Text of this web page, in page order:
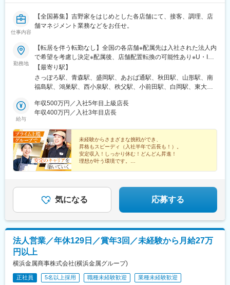
仕事内容
【全国募集】吉野家をはじめとした各店舗にて、接客、調理、店
舗マネジメント業務などをお任せ。
勤務地
【転居を伴う転勤なし】全国の各店舗※配属先は入社された法人内
で希望を考慮し決定※配属後、店舗配置転換の可能性あり※U・Iタ
ーン歓迎●東日本エリア北海道、青森県、岩手県、宮城県、秋田
県、山形県、福島県、富山県、石川県、福井県、長野県、山梨
県、岐阜県、静岡県、愛知県、三重県●首都圏エリア埼玉県、千葉
庫県、奈良県、和歌山県、鳥取県、島根県、岡山県、広島県、山
口県、徳島県、香川県、愛媛県、高知県、福岡県、佐賀県、熊本
島、岡山、愛媛※車通勤可能※単身寮完備※店舗住所の詳細は各企
業のHPからもご確認いただけます
【最寄り駅】
さっぽろ駅、青森駅、盛岡駅、あおば通駅、秋田駅、山形駅、南
福島駅、鴻巣駅、西小泉駅、秩父駅、小前田駅、白岡駅、東大宮
沢駅、新狭山駅、的場駅、南鳩ケ谷駅、越谷駅、せんげん台駅、
大宮駅(埼玉県)、栗橋駅、南桜井駅、一ノ割駅、北戸田駅、東浦和
王子神谷駅、浦和駅、北浦和駅、新宿御苑前駅、新宿駅、新大久
保駅、地下鉄成増駅、練馬駅、和光市駅、目黒駅、青山一丁目
駅、恵比寿駅、中野駅(東京都)、吉祥寺駅、荻窪駅、高田馬場駅、
谷保駅、立川駅、鷹の台駅、上北台駅、国分寺駅、中河原駅、上
北沢駅、調布駅、矢野口駅、町田駅、五月台駅、箱根ケ崎駅、小
(神奈川県)、溝の口駅、元住吉駅、仲町台駅、西谷駅、横浜駅、淵
野辺駅、東林間駅、長津田駅、古淵駅、相武台下駅、本厚木駅、
かしわ台駅、腰越駅、六会日大前駅、本鵠沼駅、堀ノ内駅、金沢
駅、北小金駅、松戸駅、二和向台駅、柏の葉キャンパス駅、川間
駅、運河駅、流山駅、柏駅、流山おおたかの森駅、千葉中央駅、
京成幕張本郷駅、八千代台駅、スポーツセンター駅、成田駅、地
蒲田駅、都立大学駅、自由が丘駅、大門駅(東京都)、品川駅、五反
給与
年収500万円／入社5年目上級店長
年収400万円／入社3年目店長
未経験からさまざまな挑戦ができ、
昇格もスピーディ（入社半年で店長も！）。
安定収入！しっかり休む！どんどん昇進！
理想が叶う環境です。
飲食業界でのキャリアを築きませんか？
気になる 応募する
法人営業／年休129日／賞年3回／未経験から月給27万
円以上
横浜金属商事株式会社(横浜金属グループ)
正社員 5名以上採用 職種未経験歓迎 業種未経験歓迎